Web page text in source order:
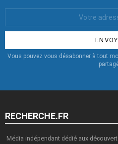
:
Vous pouvez vous désabonner à tout
RECHERCHE.FR
Média indépendant dédié aux